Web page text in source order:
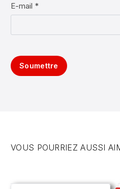
E-mail *
Soumettre
VOUS POURRIEZ AUSSI